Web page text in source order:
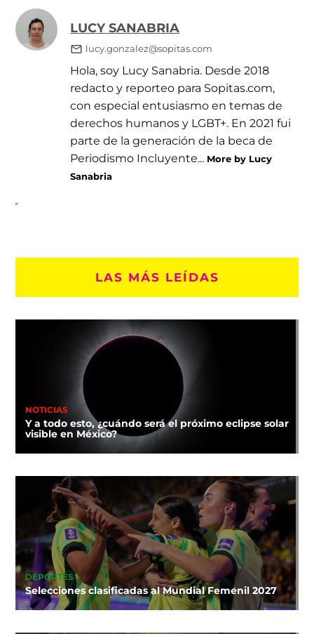
LUCY SANABRIA
lucy.gonzalez@sopitas.com
Hola, soy Lucy Sanabria. Desde 2018
redacto y reporteo para Sopitas.com,
con especial entusiasmo en temas de
derechos humanos y LGBT+. En 2021 fui
parte de la generación de la beca de
Periodismo Incluyente... More by Lucy
Sanabria
LAS MÁS LEÍDAS
NOTICIAS
Y a todo esto, ¿cuándo será el próximo eclipse solar
visible en México?
DEPORTES
Selecciones clasificadas al Mundial Femenil 2027